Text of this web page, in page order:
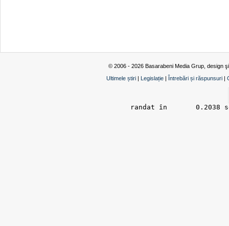
© 2006 - 2026 Basarabeni Media Grup, design
Ultimele știri | Legislație | Întrebări și răspunsuri |
randat în